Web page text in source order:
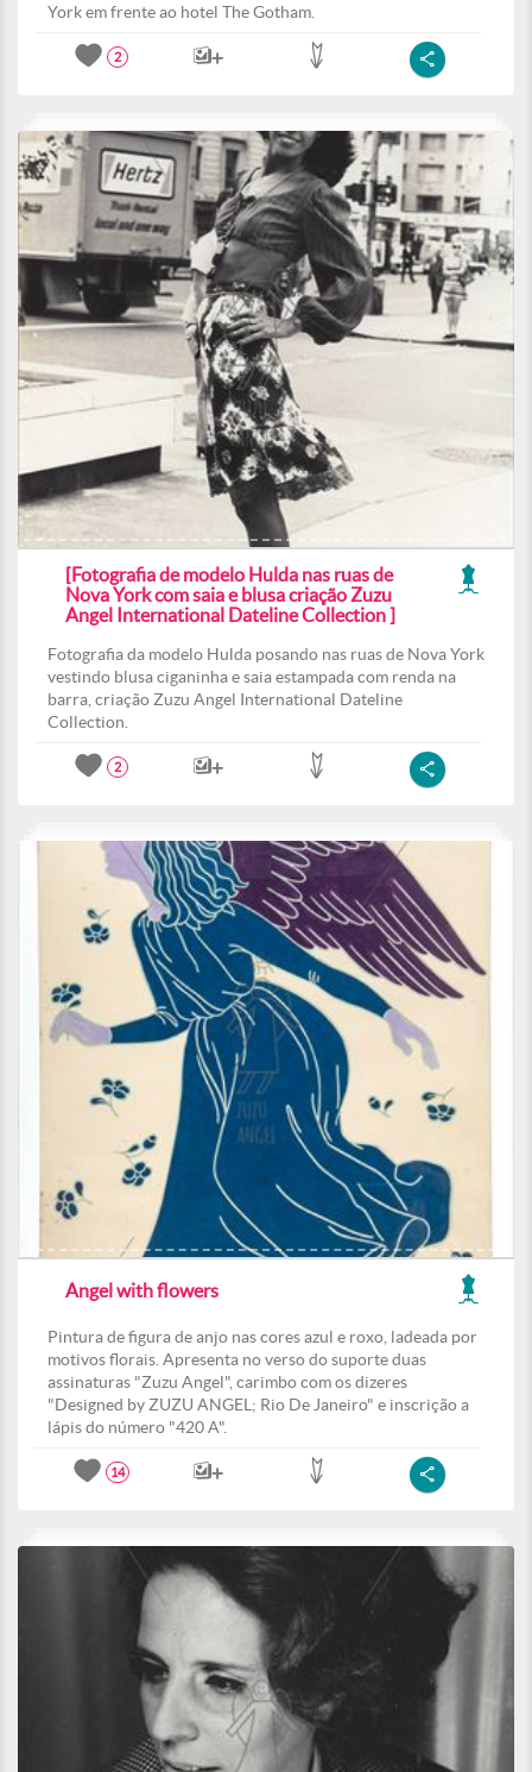
York em frente ao hotel The Gotham.
2
[Fotografia de modelo Hulda nas ruas de
Nova York com saia e blusa criação Zuzu
Angel International Dateline Collection ]
Fotografia da modelo Hulda posando nas ruas de Nova York
vestindo blusa ciganinha e saia estampada com renda na
barra, criação Zuzu Angel International Dateline
Collection.
2
Angel with flowers
Pintura de figura de anjo nas cores azul e roxo, ladeada por
motivos florais. Apresenta no verso do suporte duas
assinaturas "Zuzu Angel", carimbo com os dizeres
"Designed by ZUZU ANGEL; Rio De Janeiro" e inscrição a
lápis do número "420 A".
14